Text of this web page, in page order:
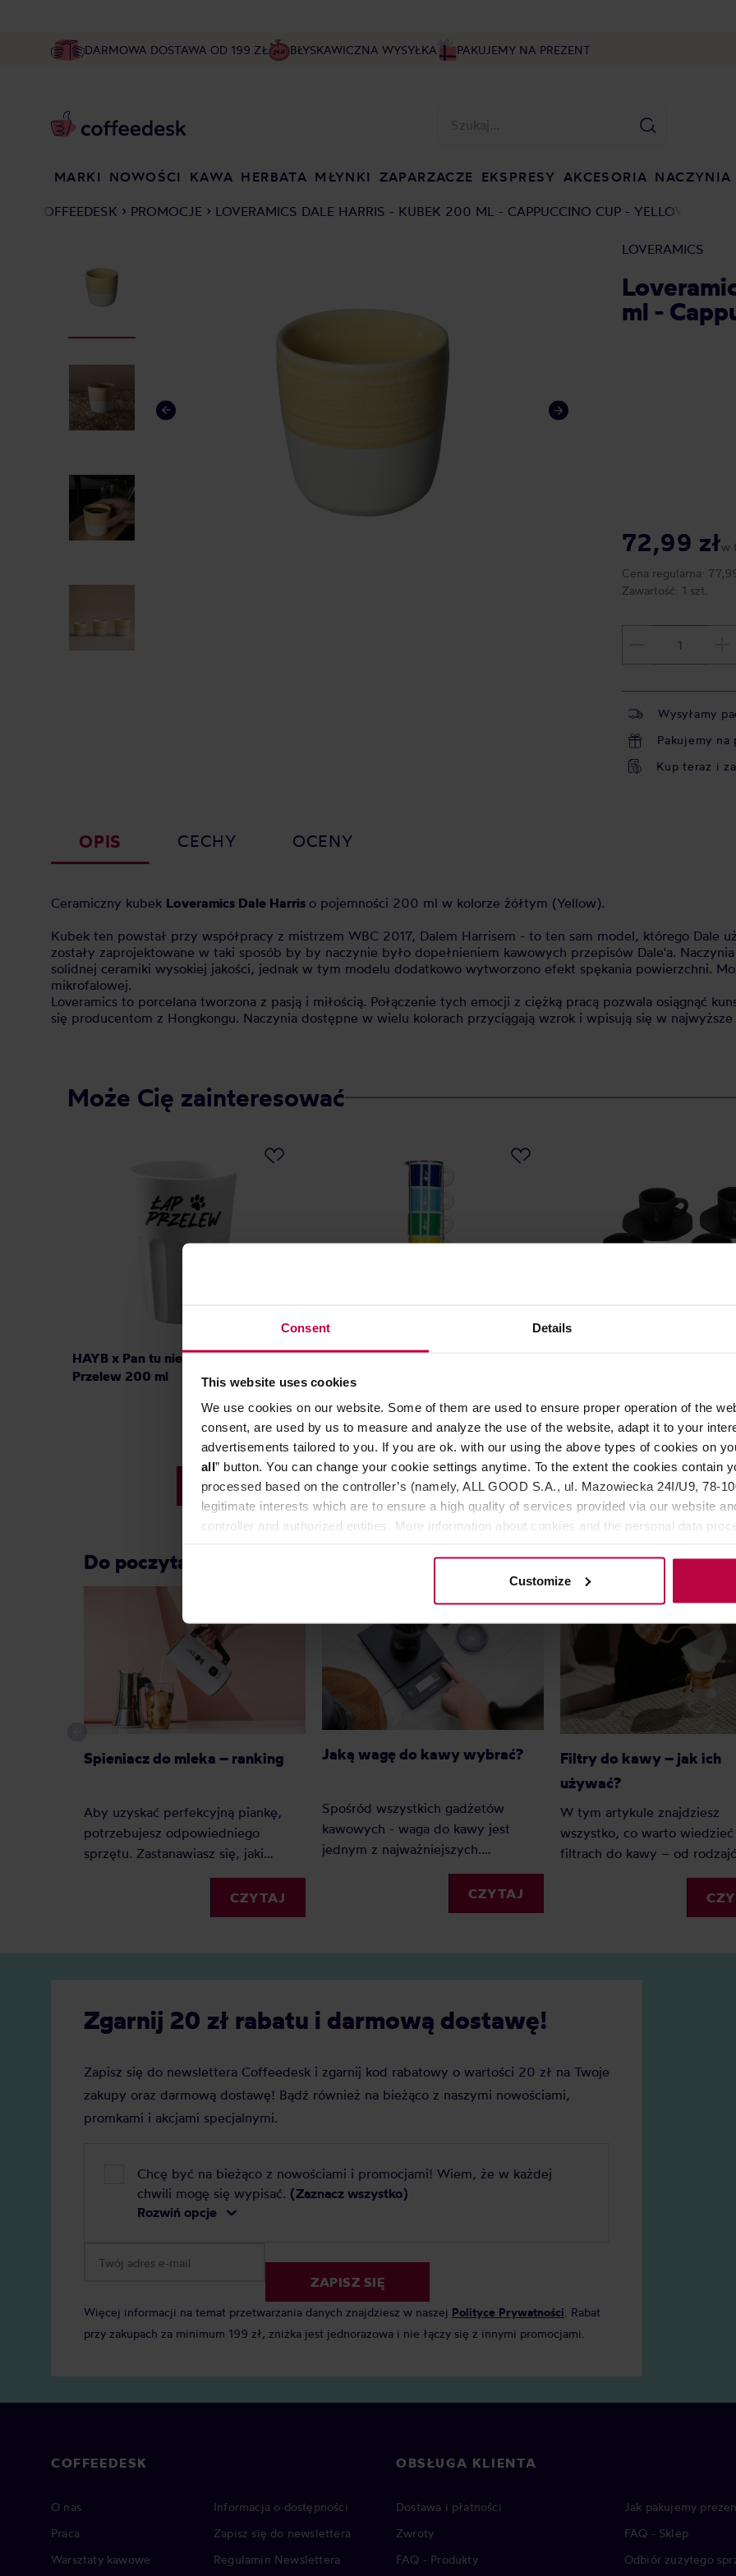
Consent Details
This website uses cookies
We use cookies on our website. Some of them are used to ensure proper operation of the
consent, are used by us to measure and analyze the use of the website, adapt it to your
advertisements tailored to you. If you are ok. with our using the above types of cookies on
all” button. You can change your cookie settings anytime. To the extent the cookies contain
processed based on the controller’s (namely, ALL GOOD S.A., ul. Mazowiecka 24I/U9, 78-
legitimate interests which are to ensure a high quality of services provided via our website
controller and authorized entities. More information about cookies and the personal data
Customize
DARMOWA DOSTAWA OD 199 ZŁ BŁYSKAWICZNA WYSYŁKA PAKUJEMY NA PREZENT
MARKI NOWOŚCI KAWA HERBATA MŁYNKI ZAPARZACZE EKSPRESY AKCESORIA NACZYNIA
COFFEEDESK PROMOCJE LOVERAMICS DALE HARRIS - KUBEK 200 ML - CAPPUCCINO CUP - YELLOW
LOVERAMICS
ml -
72,99 złw
Cena regularna:
Zawartość: 1 szt.
Wysyłamy
Pakujemy na
Kup teraz i
OPIS CECHY OCENY
Ceramiczny kubek Loveramics Dale Harris o pojemności 200 ml w kolorze żółtym (Yellow).
Kubek ten powstał przy współpracy z mistrzem WBC 2017, Dalem Harrisem - to ten sam model, którego Dale
zostały zaprojektowane w taki sposób by by naczynie było dopełnieniem kawowych przepisów Dale'a.
solidnej ceramiki wysokiej jakości, jednak w tym modelu dodatkowo wytworzono efekt spękania powierzchni.
mikrofalowej.
Loveramics to porcelana tworzona z pasją i miłością. Połączenie tych emocji z ciężką pracą pozwala osiągnąć
się producentom z Hongkongu. Naczynia dostępne w wielu kolorach przyciągają wzrok i wpisują się w najwyższe
Może Cię zainteresować
HAYB x Pan tu nie stał - Kubek Łap
Przelew 200 ml
79,00 zł
Bialetti Color - Zestaw 6 filiżanek
do espresso na stojaku
103,99 zł
Najniższa cena: 94,99 zł
98,99 zł
Najniższa
Do poczytania przy kawie:
Spieniacz do mleka – ranking
Aby uzyskać perfekcyjną piankę,
potrzebujesz odpowiedniego
sprzętu. Zastanawiasz się, jaki
spieniacz do mleka kupić?
Elektryczny, ręczny, a może
indukcyjny? Oto nasz szczegółowy
CZYTAJ
Jaką wagę do kawy wybrać?
Spośród wszystkich gadżetów
kawowych - waga do kawy jest
jednym z najważniejszych.
Dlaczego? Ponieważ dzięki wadze
zyskujemy precyzję i powtarzalność.
Jaką jednak wagę do kawy wybrać?
CZYTAJ
Filtry do kawy – jak ich
używać?
W tym artykule znajdziesz
wszystko, co warto
filtrach do kawy – od
rozmiarów, po praktyczne
wskazówki, jak z nich
Zgarnij 20 zł rabatu i darmową dostawę!
Zapisz się do newslettera Coffeedesk i zgarnij kod rabatowy o wartości 20 zł na Twoje
zakupy oraz darmową dostawę! Bądź również na bieżąco z naszymi nowościami,
promkami i akcjami specjalnymi.
Chcę być na bieżąco z nowościami i promocjami! Wiem, że w każdej
chwili mogę się wypisać. (Zaznacz wszystko)
Rozwiń opcje
ZAPISZ SIĘ
Więcej informacji na temat przetwarzania danych znajdziesz w naszej Polityce Prywatności . Rabat
przy zakupach za minimum 199 zł, zniżka jest jednorazowa i nie łączy się z innymi promocjami.
COFFEEDESK
O nas
Praca
Warsztaty kawowe
Informacja o dostępności
Zapisz się do newslettera
Regulamin Newslettera
OBSŁUGA KLIENTA
Dostawa i płatności
Zwroty
FAQ - Produkty
Jak pakujemy
FAQ - Sklep
Odbiór zużytego